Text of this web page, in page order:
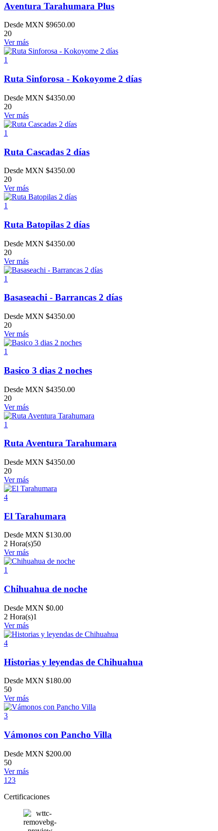
Aventura Tarahumara Plus
Desde MXN $9650.00
20
Ver más
1
Ruta Sinforosa - Kokoyome 2 días
Desde MXN $4350.00
20
Ver más
1
Ruta Cascadas 2 días
Desde MXN $4350.00
20
Ver más
1
Ruta Batopilas 2 días
Desde MXN $4350.00
20
Ver más
1
Basaseachi - Barrancas 2 días
Desde MXN $4350.00
20
Ver más
1
Basico 3 dias 2 noches
Desde MXN $4350.00
20
Ver más
1
Ruta Aventura Tarahumara
Desde MXN $4350.00
20
Ver más
4
El Tarahumara
Desde MXN $130.00
2 Hora(s)50
Ver más
1
Chihuahua de noche
Desde MXN $0.00
2 Hora(s)1
Ver más
4
Historias y leyendas de Chihuahua
Desde MXN $180.00
50
Ver más
3
Vámonos con Pancho Villa
Desde MXN $200.00
50
Ver más
1 23
Certificaciones